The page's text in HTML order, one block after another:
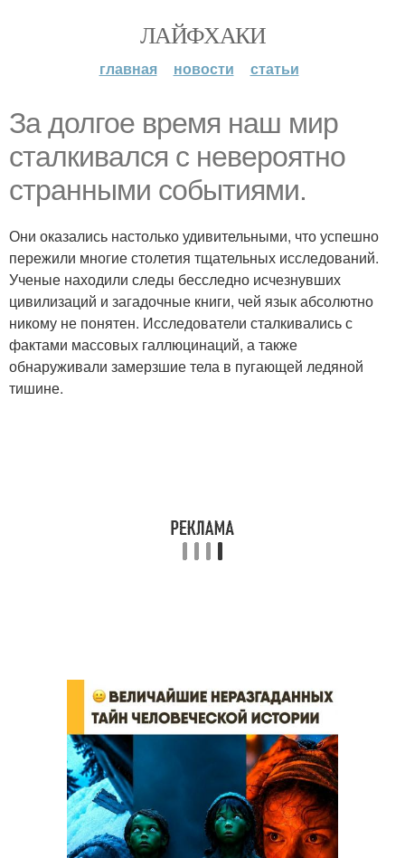
ЛАЙФХАКИ
главная новости статьи
За долгое время наш мир
сталкивался с невероятно
странными событиями.
Они оказались настолько удивительными, что успешно
пережили многие столетия тщательных исследований.
Ученые находили следы бесследно исчезнувших
цивилизаций и загадочные книги, чей язык абсолютно
никому не понятен. Исследователи сталкивались с
фактами массовых галлюцинаций, а также
обнаруживали замерзшие тела в пугающей ледяной
тишине.